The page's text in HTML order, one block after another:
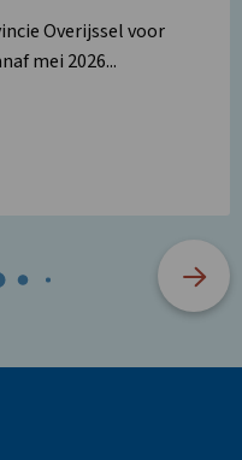
Overijssel voor
mei 2026...